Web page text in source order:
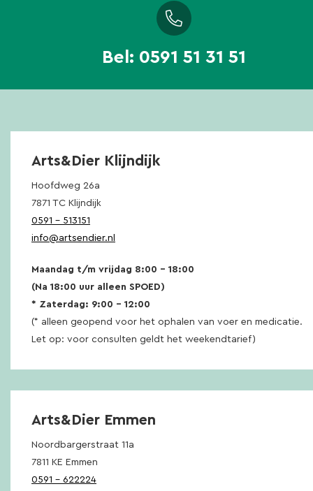
Bel: 0591 51 31 51
Arts&Dier Klijndijk
Hoofdweg 26a
7871 TC Klijndijk
0591 – 513151
info@artsendier.nl
Maandag t/m vrijdag 8:00 – 18:00
(Na 18:00 uur alleen SPOED)
* Zaterdag: 9:00 – 12:00
(* alleen geopend voor het ophalen van voer en medicatie.
Let op: voor consulten geldt het weekendtarief)
Arts&Dier Emmen
Noordbargerstraat 11a
7811 KE Emmen
0591 – 622224